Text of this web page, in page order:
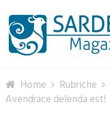
Home Rubriche
Avendrace delenda est!